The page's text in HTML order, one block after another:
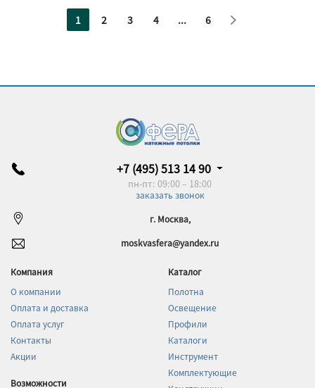
1 2 3 4 ... 6
+7 (495) 513 14 90
пн-пт: 09:00 – 18:00
заказать звонок
г. Москва,
moskvasfera@yandex.ru
Компания
О компании
Оплата и доставка
Оплата услуг
Контакты
Акции
Возможности
Каталог
Полотна
Освещение
Профили
Каталоги
Инструмент
Комплектующие